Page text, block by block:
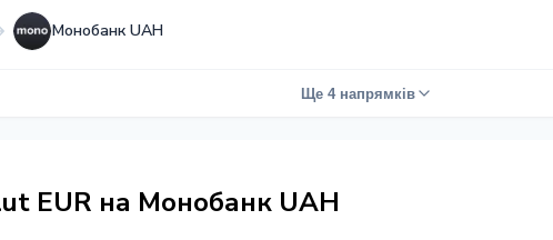
Монобанк UAH
Ще 4 напрямків
EUR на Монобанк UAH